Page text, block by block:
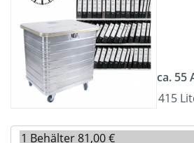
ca. 55
415